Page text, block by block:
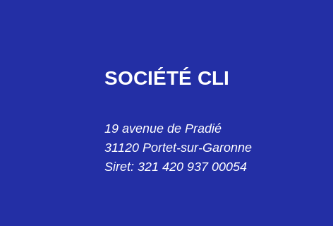
SOCIÉTÉ CLI
19 avenue de Pradié
31120 Portet-sur-Garonne
Siret: 321 420 937 00054